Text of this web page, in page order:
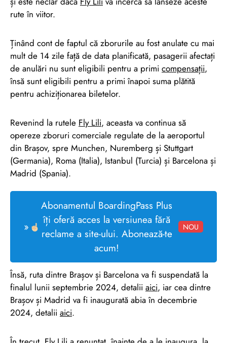
rute în viitor.
Ținând cont de faptul că zborurile au fost anulate cu mai
mult de 14 zile față de data planificată, pasagerii afectați
de anulări nu sunt eligibili pentru a primi compensații,
însă sunt eligibili pentru a primi înapoi suma plătită
pentru achiziționarea biletelor.
Revenind la rutele Fly Lili, aceasta va continua să
opereze zboruri comerciale regulate de la aeroportul
din Brașov, spre Munchen, Nuremberg și Stuttgart
(Germania), Roma (Italia), Istanbul (Turcia) și Barcelona și
Madrid (Spania).
»
Abonamentul BoardingPass Plus
îți oferă acces la versiunea fără
reclame a site-ului. Abonează-te
acum!
NOU
Însă, ruta dintre Brașov și Barcelona va fi suspendată la
finalul lunii septembrie 2024, detalii aici, iar cea dintre
Brașov și Madrid va fi inaugurată abia în decembrie
2024, detalii aici.